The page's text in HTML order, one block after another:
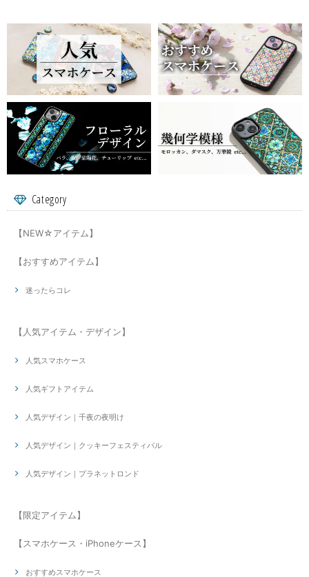
Category
【NEW☆アイテム】
【おすすめアイテム】
迷ったらコレ
【人気アイテム・デザイン】
人気スマホケース
人気ギフトアイテム
人気デザイン｜千夜の夜明け
人気デザイン｜クッキーフェスティバル
人気デザイン｜プラネットロンド
【限定アイテム】
【スマホケース・iPhoneケース】
おすすめスマホケース